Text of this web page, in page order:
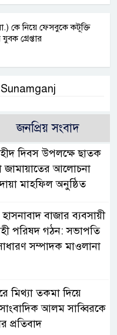
কে নিয়ে ফেসবুকে কটূক্তি
গ্রেপ্তার
Sunamganj
জনপ্রিয় সংবাদ
দিবস উপলক্ষে ছাতক
আলোচনা
মাহফিল অনুষ্ঠিত
বাজার ব্যবসায়ী
পরিষদ গঠন: সভাপতি
সম্পাদক মাওলানা
মিথ্যা তকমা দিয়ে
আলম সাব্বিরকে
প্রতিবাদ